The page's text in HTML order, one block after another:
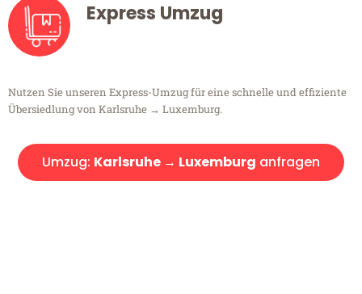
Express Umzug
Nutzen Sie unseren Express-Umzug für eine schnelle und effiziente
Übersiedlung von Karlsruhe → Luxemburg.
Umzug: Karlsruhe → Luxemburg anfragen